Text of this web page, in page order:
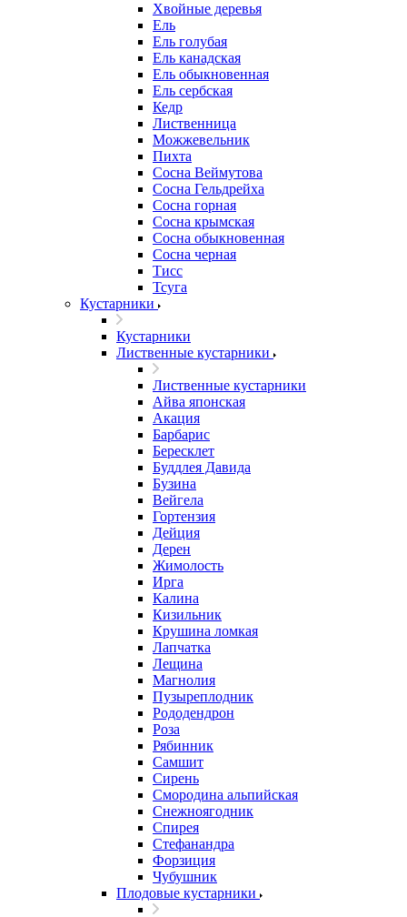
Хвойные деревья
Ель
Ель голубая
Ель канадская
Ель обыкновенная
Ель сербская
Кедр
Лиственница
Можжевельник
Пихта
Сосна Веймутова
Сосна Гельдрейха
Сосна горная
Сосна крымская
Сосна обыкновенная
Сосна черная
Тисс
Тсуга
Кустарники
Кустарники
Лиственные кустарники
Лиственные кустарники
Айва японская
Акация
Барбарис
Бересклет
Буддлея Давида
Бузина
Вейгела
Гортензия
Дейция
Дерен
Жимолость
Ирга
Калина
Кизильник
Крушина ломкая
Лапчатка
Лещина
Магнолия
Пузыреплодник
Рододендрон
Роза
Рябинник
Самшит
Сирень
Смородина альпийская
Снежноягодник
Спирея
Стефанандра
Форзиция
Чубушник
Плодовые кустарники